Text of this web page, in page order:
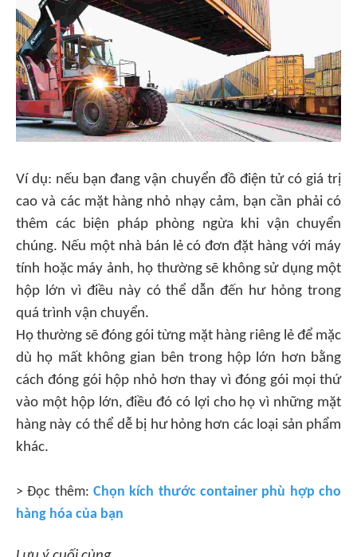
Ví dụ: nếu bạn đang vận chuyển đồ điện tử có giá trị
cao và các mặt hàng nhỏ nhạy cảm, bạn cần phải có
thêm các biện pháp phòng ngừa khi vận chuyển
chúng. Nếu một nhà bán lẻ có đơn đặt hàng với máy
tính hoặc máy ảnh, họ thường sẽ không sử dụng một
hộp lớn vì điều này có thể dẫn đến hư hỏng trong
quá trình vận chuyển.
Họ thường sẽ đóng gói từng mặt hàng riêng lẻ để mặc
dù họ mất không gian bên trong hộp lớn hơn bằng
cách đóng gói hộp nhỏ hơn thay vì đóng gói mọi thứ
vào một hộp lớn, điều đó có lợi cho họ vì những mặt
hàng này có thể dễ bị hư hỏng hơn các loại sản phẩm
khác.
> Đọc thêm: Chọn kích thước container phù hợp cho
hàng hóa của bạn